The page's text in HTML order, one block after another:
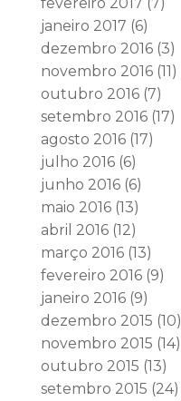
janeiro 2017 (6)
dezembro 2016(3)
novembro 2016(11)
outubro 2016(7)
setembro 2016(17)
agosto 2016(17)
julho 2016(6)
junho 2016(6)
maio 2016(13)
abril 2016(12)
março 2016(13)
fevereiro 2016(9)
janeiro 2016(9)
dezembro 2015 (10)
novembro 2015 (14)
outubro 2015 (13)
setembro 2015 (24)